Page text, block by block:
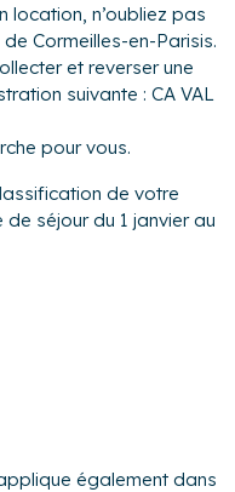
location, n’oubliez pas
Cormeilles-en-Parisis.
et reverser une
suivante : CA VAL
pour vous.
de votre
séjour du 1 janvier au
également dans